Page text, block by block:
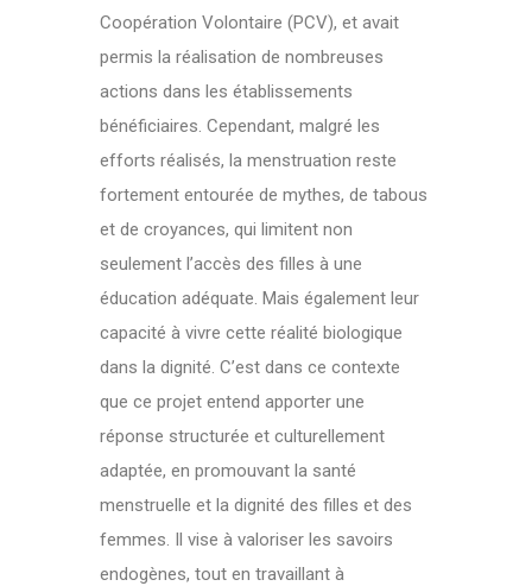
Coopération Volontaire (PCV), et avait
permis la réalisation de nombreuses
actions dans les établissements
bénéficiaires. Cependant, malgré les
efforts réalisés, la menstruation reste
fortement entourée de mythes, de tabous
et de croyances, qui limitent non
seulement l’accès des filles à une
éducation adéquate. Mais également leur
capacité à vivre cette réalité biologique
dans la dignité. C’est dans ce contexte
que ce projet entend apporter une
réponse structurée et culturellement
adaptée, en promouvant la santé
menstruelle et la dignité des filles et des
femmes. Il vise à valoriser les savoirs
endogènes, tout en travaillant à